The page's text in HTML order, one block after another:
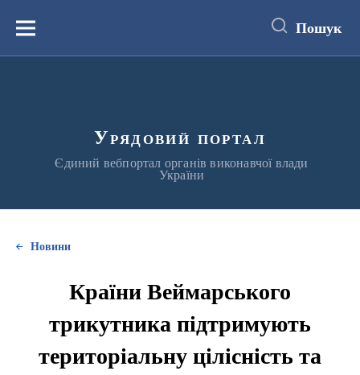
вмістуМеню Пошук
Урядовий портал
Єдиний вебпортал органів виконавчої влади
України
Новини
Країни Веймарського
трикутника підтримують
територіальну цілісність та